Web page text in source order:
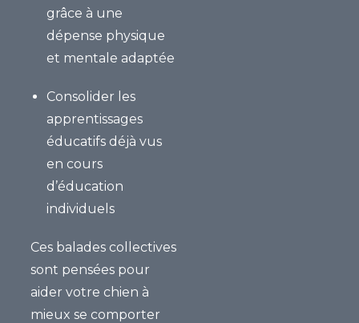
grâce à une
dépense physique
et mentale adaptée
Consolider les
apprentissages
éducatifs déjà vus
en cours
d’éducation
individuels
Ces balades collectives
sont pensées pour
aider votre chien à
mieux se comporter